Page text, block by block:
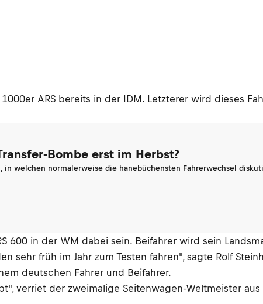
ARS bereits in der IDM. Letzterer wird dieses
Bombe erst im Herbst?
in welchen normalerweise die hanebüchensten Fahrerwechsel
600 in der WM dabei sein. Beifahrer wird sein
sehr früh im Jahr zum Testen fahren", sagte Rolf
deutschen Fahrer und Beifahrer.
verriet der zweimalige Seitenwagen-Weltmeister